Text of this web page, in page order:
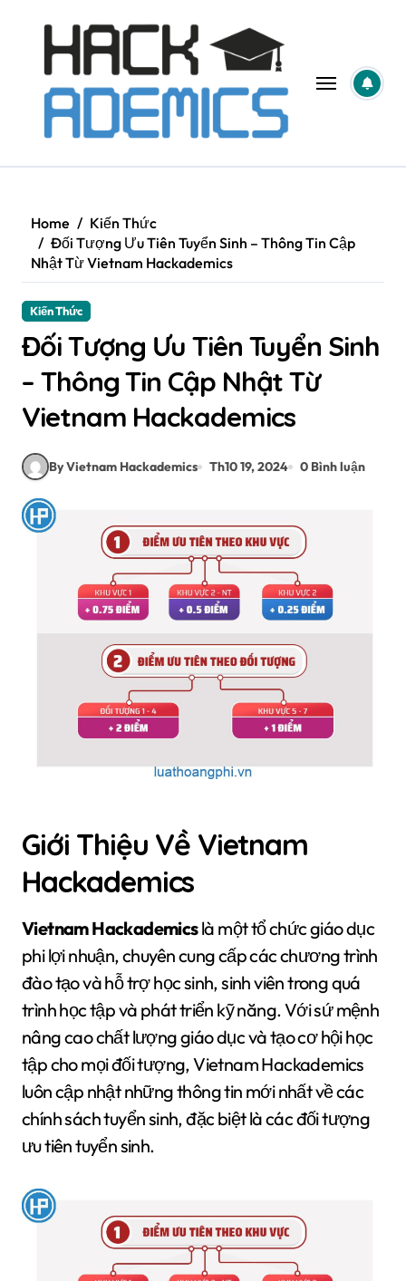
Home
Kiến Thức
Đối Tượng Ưu Tiên Tuyển Sinh – Thông Tin Cập
Nhật Từ Vietnam Hackademics
Kiến Thức
Đối Tượng Ưu Tiên Tuyển Sinh
– Thông Tin Cập Nhật Từ
Vietnam Hackademics
By Vietnam Hackademics Th10 19, 2024 0 Bình luận
Giới Thiệu Về Vietnam
Hackademics
Vietnam Hackademicslà một tổ chức giáo dục
phi lợi nhuận, chuyên cung cấp các chương trình
đào tạo và hỗ trợ học sinh, sinh viên trong quá
trình học tập và phát triển kỹ năng. Với sứ mệnh
nâng cao chất lượng giáo dục và tạo cơ hội học
tập cho mọi đối tượng, Vietnam Hackademics
luôn cập nhật những thông tin mới nhất về các
chính sách tuyển sinh, đặc biệt là các đối tượng
ưu tiên tuyển sinh.